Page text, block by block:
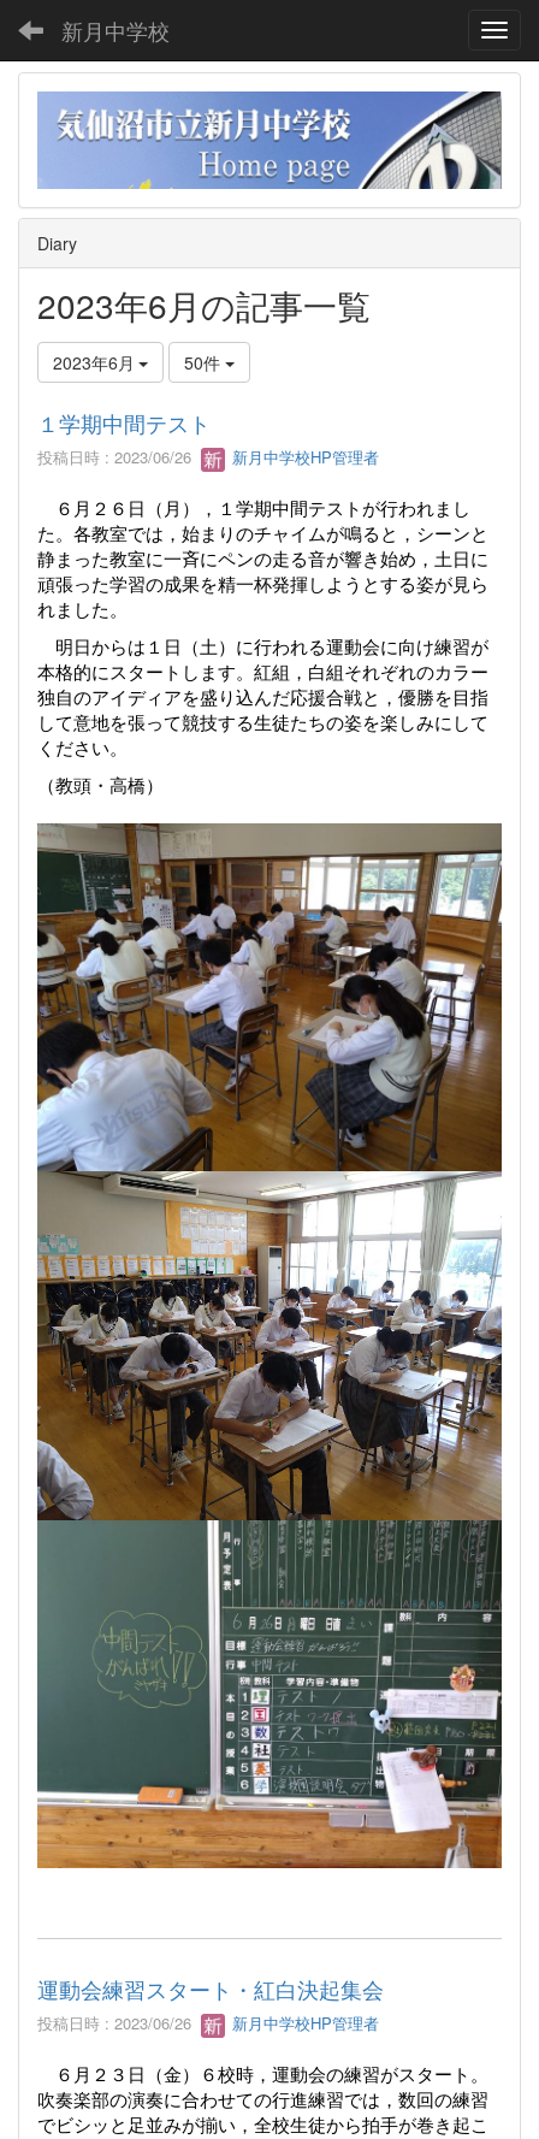
新月中学校
Diary
2023年6月の記事一覧
2023年6月 50件
１学期中間テスト
投稿日時 : 2023/06/26 新月中学校HP管理者
６月２６日（月），１学期中間テストが行われまし
た。各教室では，始まりのチャイムが鳴ると，シーンと
静まった教室に一斉にペンの走る音が響き始め，土日に
頑張った学習の成果を精一杯発揮しようとする姿が見ら
れました。
明日からは１日（土）に行われる運動会に向け練習が
本格的にスタートします。紅組，白組それぞれのカラー
独自のアイディアを盛り込んだ応援合戦と，優勝を目指
して意地を張って競技する生徒たちの姿を楽しみにして
ください。
（教頭・高橋）
運動会練習スタート・紅白決起集会
投稿日時 : 2023/06/26 新月中学校HP管理者
６月２３日（金）６校時，運動会の練習がスタート。
吹奏楽部の演奏に合わせての行進練習では，数回の練習
でビシッと足並みが揃い，全校生徒から拍手が巻き起こ